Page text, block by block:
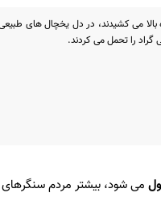
بالا می کشیدند، در دل یخچال های
می شود، بیشتر مردم